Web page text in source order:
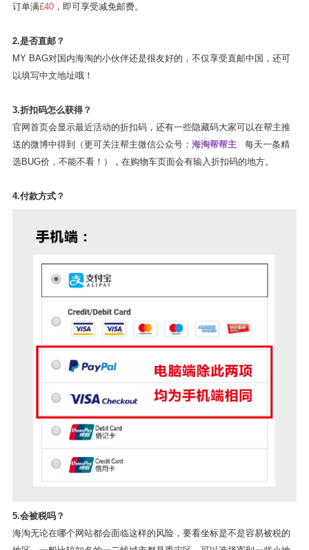
订单满£40，即可享受减免邮费。
2.是否直邮？
MY BAG对国内海淘的小伙伴还是很友好的，不仅享受直邮中国，还可
以填写中文地址哦！
3.折扣码怎么获得？
官网首页会显示最近活动的折扣码，还有一些隐藏码大家可以在帮主推
送的微博中得到（更可关注帮主微信公众号： 海淘帮帮主每天一条精
选BUG价，不能不看！），在购物车页面会有输入折扣码的地方。
4.付款方式？
5.会被税吗？
海淘无论在哪个网站都会面临这样的风险，要看坐标是不是容易被税的